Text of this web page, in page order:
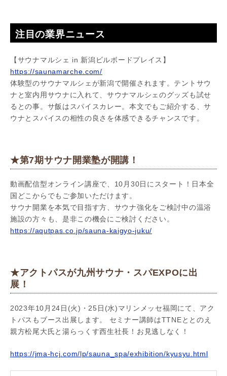
注目の業界ニュース
【サウナマルシェ in 新潟ビルボードプレイス】
https://saunamarche.com/
体験型のサウナマルシェが新潟で開催されます。テントサウ
ナと室内用サウナに入れて、サウナマルシェのグッズも試せ
るとの事。サ飯はスパイスカレー。本文でもご紹介する、サ
ウナとスパイスの相性の良さを体感できるチャンスです。
★第7期サウナ開業塾が開講！
動画配信型オンライン講座で、10月30日にスタート！日本全
国どこからでもご参加いただけます。
サウナ開業を本気で目指す方、サウナ強化をご検討中の温浴
施設の方々も、是非この機会にご検討ください。
https://aqutpas.co.jp/sauna-kaigyo-juku/
★アクトパスが九州サウナ・スパEXPOに出
展！
2023年10月24日(火)・25日(水)マリンメッセ福岡にて、アク
トパスもブース出展します。 セミナー講師はTTNEととのえ
親方松尾大氏と湯らっくす西生社長！お見逃しなく！
https://jma-hcj.com/lp/sauna_spa/exhibition/kyusyu.html